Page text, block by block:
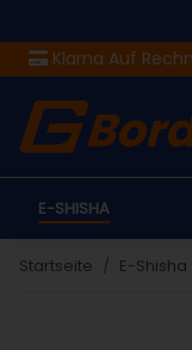
Klarna Auf
E-SHISHA
Startseite E-Shisha